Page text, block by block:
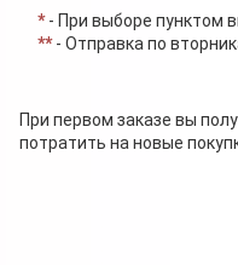
*- При выборе пунктом
**- Отправка по
При первом заказе вы
потратить на новые